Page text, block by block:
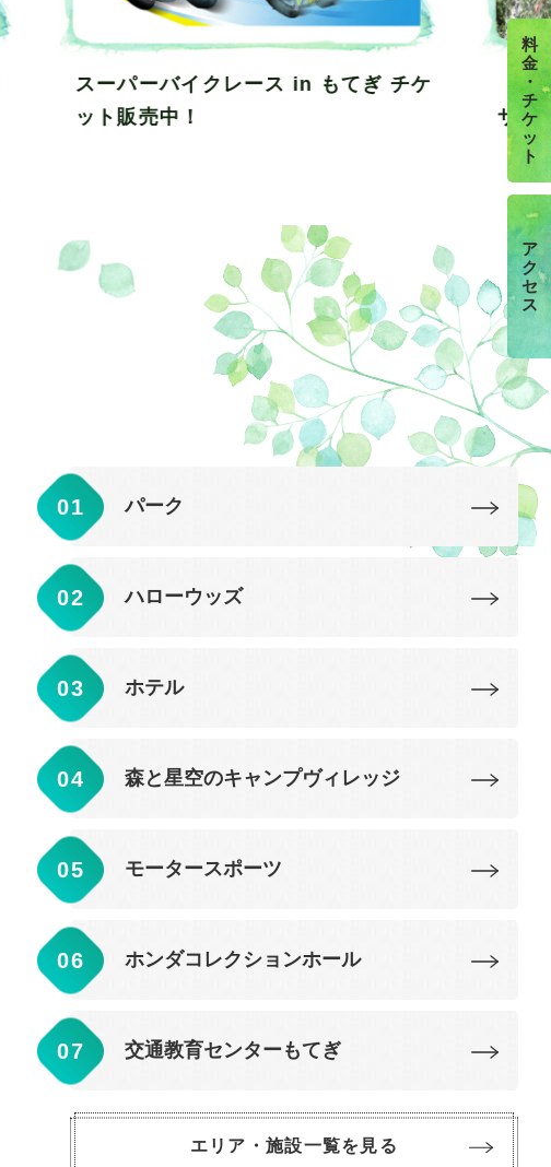
料
金
・
チ
ケ
ッ
ト
ア
ク
セ
ス
【夏イベント】わくわくスプラッシュ
サマー
花
パーク
ハローウッズ
ホテル
森と星空のキャンプヴィレッジ
モータースポーツ
ホンダコレクションホール
交通教育センターもてぎ
エリア・施設一覧を見る